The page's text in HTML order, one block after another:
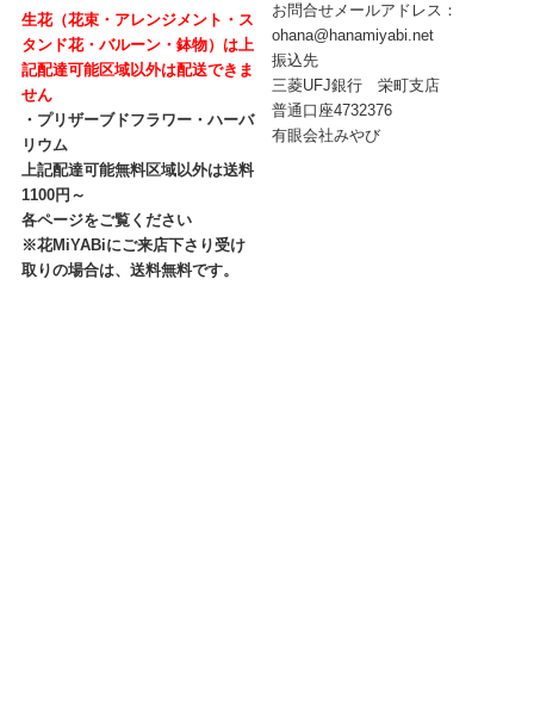
生花（花束・アレンジメント・ス
タンド花・バルーン・鉢物）は上
記配達可能区域以外は配送できま
せん
・プリザーブドフラワー・ハーバ
リウム
上記配達可能無料区域以外は送料
1100円～
各ページをご覧ください
※花MiYABiにご来店下さり受け
取りの場合は、送料無料です。
お問合せメールアドレス：
ohana@hanamiyabi.net
振込先
三菱UFJ銀行 栄町支店
普通口座4732376
有眼会社みやび